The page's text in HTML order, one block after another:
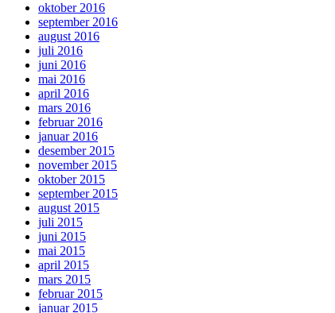
oktober 2016
september 2016
august 2016
juli 2016
juni 2016
mai 2016
april 2016
mars 2016
februar 2016
januar 2016
desember 2015
november 2015
oktober 2015
september 2015
august 2015
juli 2015
juni 2015
mai 2015
april 2015
mars 2015
februar 2015
januar 2015